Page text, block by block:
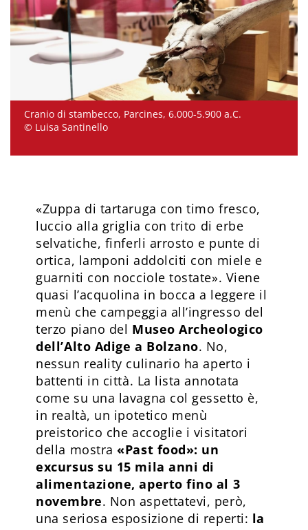
Cranio di stambecco, Parcines, 6.000-5.900 a.C.
© Luisa Santinello
«Zuppa di tartaruga con timo fresco,
luccio alla griglia con trito di erbe
selvatiche, finferli arrosto e punte di
ortica, lamponi addolciti con miele e
guarniti con nocciole tostate». Viene
quasi l’acquolina in bocca a leggere il
menù che campeggia all’ingresso del
terzo piano del Museo Archeologico
dell’Alto Adige a Bolzano. No,
nessun reality culinario ha aperto i
battenti in città. La lista annotata
come su una lavagna col gessetto è,
in realtà, un ipotetico menù
preistorico che accoglie i visitatori
della mostra «Past food»: un
excursus su 15 mila anni di
alimentazione, aperto fino al 3
novembre. Non aspettatevi, però,
una seriosa esposizione di reperti: la